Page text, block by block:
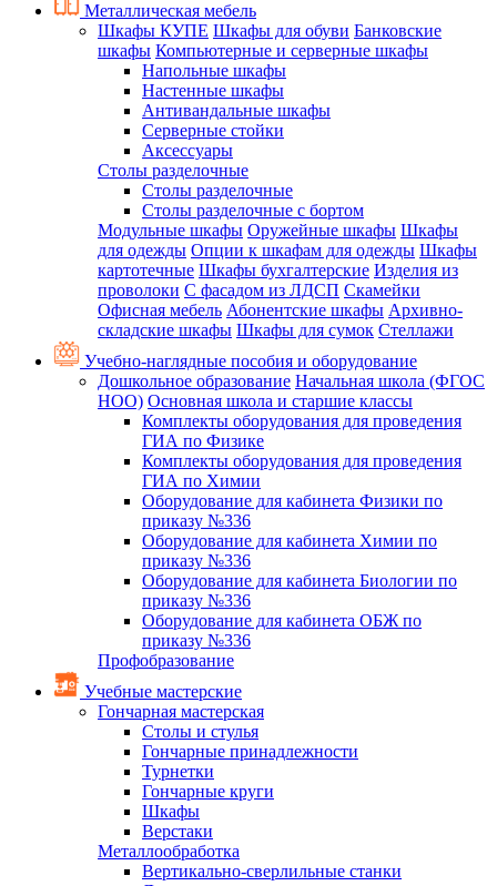
Металлическая мебель
Шкафы КУПЕ Шкафы для обуви Банковские
шкафы Компьютерные и серверные шкафы
Напольные шкафы
Настенные шкафы
Антивандальные шкафы
Серверные стойки
Аксессуары
Столы разделочные
Столы разделочные
Столы разделочные с бортом
Модульные шкафы Оружейные шкафы Шкафы
для одежды Опции к шкафам для одежды Шкафы
картотечные Шкафы бухгалтерские Изделия из
проволоки С фасадом из ЛДСП Скамейки
Офисная мебель Абонентские шкафы Архивно-
складские шкафы Шкафы для сумок Стеллажи
Учебно-наглядные пособия и оборудование
Дошкольное образование Начальная школа (ФГОС
НОО) Основная школа и старшие классы
Комплекты оборудования для проведения
ГИА по Физике
Комплекты оборудования для проведения
ГИА по Химии
Оборудование для кабинета Физики по
приказу №336
Оборудование для кабинета Химии по
приказу №336
Оборудование для кабинета Биологии по
приказу №336
Оборудование для кабинета ОБЖ по
приказу №336
Профобразование
Учебные мастерские
Гончарная мастерская
Столы и стулья
Гончарные принадлежности
Турнетки
Гончарные круги
Шкафы
Верстаки
Металлообработка
Вертикально-сверлильные станки